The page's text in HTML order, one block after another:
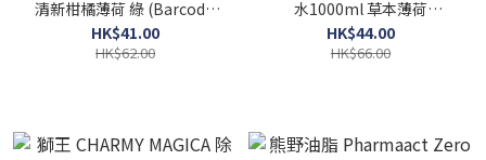
清新柑橘薄荷 綠 (Barcode:
4903301291930)
HK$41.00
HK$62.00
水1000ml 草本薄荷
(Barcode: 4903301326861)
HK$44.00
HK$66.00